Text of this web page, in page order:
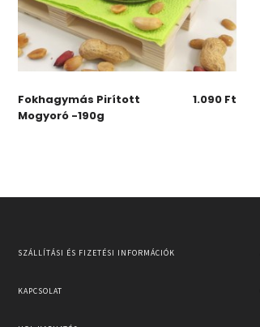
Fokhagymás Pirított
Mogyoró -190g
1.090 Ft
SZÁLLÍTÁSI ÉS FIZETÉSI INFORMÁCIÓK
KAPCSOLAT